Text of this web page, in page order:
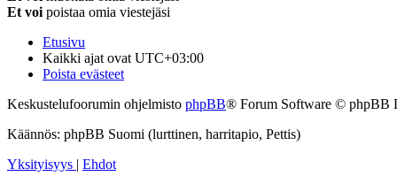
Et voi poistaa omia viestejäsi
Etusivu
Kaikki ajat ovat UTC+03:00
Poista evästeet
Keskustelufoorumin ohjelmisto phpBB® Forum Software © phpBB
Käännös: phpBB Suomi (lurttinen, harritapio, Pettis)
Yksityisyys | Ehdot